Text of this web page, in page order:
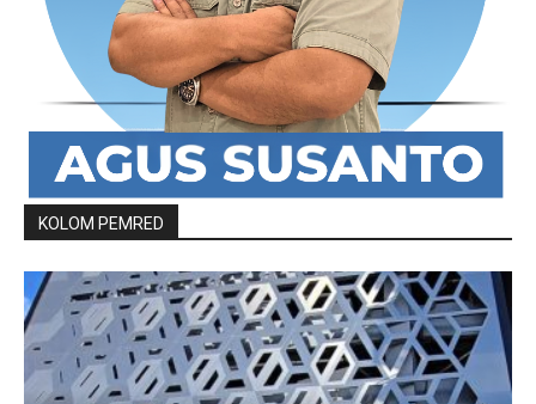
KOLOM PEMRED